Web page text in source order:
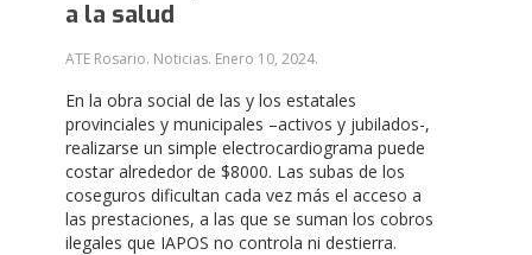
a la salud
ATE Rosario. Noticias. Enero 10, 2024.
En la obra social de las y los estatales
provinciales y municipales –activos y jubilados-,
realizarse un simple electrocardiograma puede
costar alrededor de $8000. Las subas de los
coseguros dificultan cada vez más el acceso a
las prestaciones, a las que se suman los cobros
ilegales que IAPOS no controla ni destierra.